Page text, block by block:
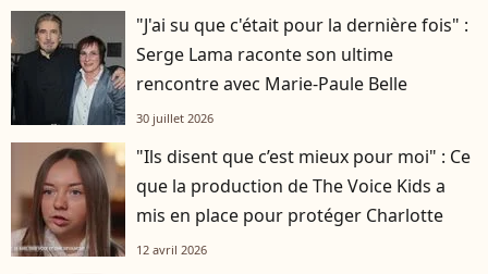
"J'ai su que c'était pour la dernière fois" :
Serge Lama raconte son ultime
rencontre avec Marie-Paule Belle
30 juillet 2026
"Ils disent que c’est mieux pour moi" : Ce
que la production de The Voice Kids a
mis en place pour protéger Charlotte
12 avril 2026